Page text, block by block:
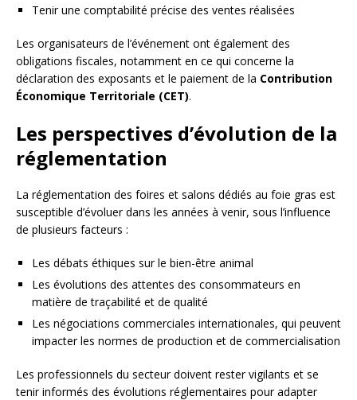
Tenir une comptabilité précise des ventes réalisées
Les organisateurs de l’événement ont également des
obligations fiscales, notamment en ce qui concerne la
déclaration des exposants et le paiement de la Contribution
Économique Territoriale (CET).
Les perspectives d’évolution de la
réglementation
La réglementation des foires et salons dédiés au foie gras est
susceptible d’évoluer dans les années à venir, sous l’influence
de plusieurs facteurs :
Les débats éthiques sur le bien-être animal
Les évolutions des attentes des consommateurs en
matière de traçabilité et de qualité
Les négociations commerciales internationales, qui peuvent
impacter les normes de production et de commercialisation
Les professionnels du secteur doivent rester vigilants et se
tenir informés des évolutions réglementaires pour adapter